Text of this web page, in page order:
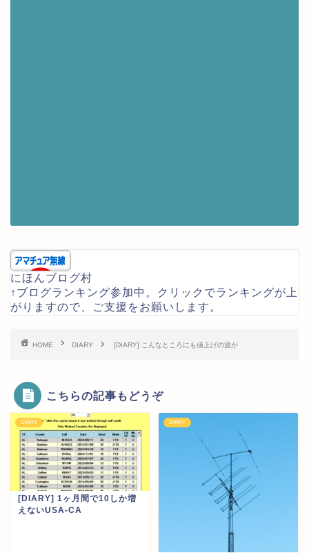
にほんブログ村
↑ブログランキング参加中。クリックでランキングが上
がりますので、ご支援をお願いします。
HOME DIARY [DIARY] こんなところにも値上げの波が
こちらの記事もどうぞ
DIARY
[DIARY] 1ヶ月間で10しか増
えないUSA-CA
DIARY